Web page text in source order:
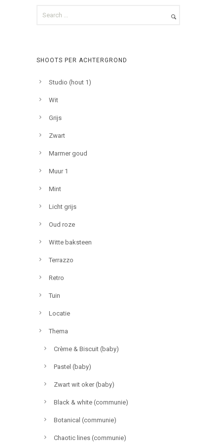
SHOOTS PER ACHTERGROND
Studio (hout 1)
Wit
Grijs
Zwart
Marmer goud
Muur 1
Mint
Licht grijs
Oud roze
Witte baksteen
Terrazzo
Retro
Tuin
Locatie
Thema
Crème & Biscuit (baby)
Pastel (baby)
Zwart wit oker (baby)
Black & white (communie)
Botanical (communie)
Chaotic lines (communie)